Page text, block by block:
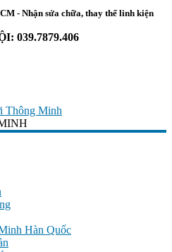
- Nhận sửa chữa, thay thế linh kiện
039.7879.406
Hàn Quốc